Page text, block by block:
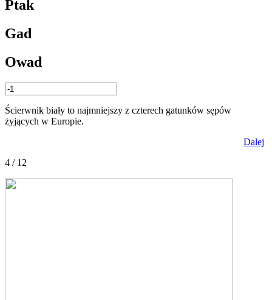
Ptak
Gad
Owad
Ścierwnik biały to najmniejszy z czterech gatunków sępów
żyjących w Europie.
Dalej
4 / 12